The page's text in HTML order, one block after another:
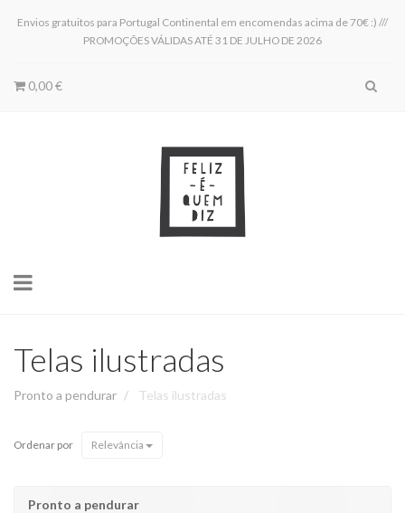
Envios gratuitos para Portugal Continental em encomendas acima de 70€ :) ///
PROMOÇÕES VÁLIDAS ATÉ 31 DE JULHO DE 2026
0,00 €
Toggle
Telas ilustradas
Pronto a pendurar Telas ilustradas
Ordenar por Relevância
Pronto a pendurar